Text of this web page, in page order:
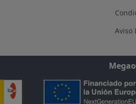
Aviso